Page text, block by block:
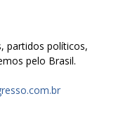
partidos políticos,
pelo Brasil.